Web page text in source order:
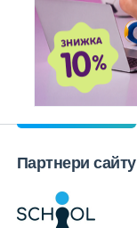
Партнери сайту